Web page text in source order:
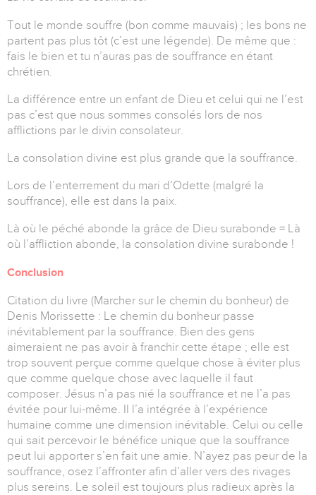
Tout le monde souffre (bon comme mauvais) ; les bons ne
partent pas plus tôt (c’est une légende). De même que :
fais le bien et tu n’auras pas de souffrance en étant
chrétien.
La différence entre un enfant de Dieu et celui qui ne l’est
pas c’est que nous sommes consolés lors de nos
afflictions par le divin consolateur.
La consolation divine est plus grande que la souffrance.
Lors de l’enterrement du mari d’Odette (malgré la
souffrance), elle est dans la paix.
Là où le péché abonde la grâce de Dieu surabonde = Là
où l’affliction abonde, la consolation divine surabonde !
Conclusion
Citation du livre (Marcher sur le chemin du bonheur) de
Denis Morissette : Le chemin du bonheur passe
inévitablement par la souffrance. Bien des gens
aimeraient ne pas avoir à franchir cette étape ; elle est
trop souvent perçue comme quelque chose à éviter plus
que comme quelque chose avec laquelle il faut
composer. Jésus n’a pas nié la souffrance et ne l’a pas
évitée pour lui-même. Il l’a intégrée à l’expérience
humaine comme une dimension inévitable. Celui ou celle
qui sait percevoir le bénéfice unique que la souffrance
peut lui apporter s’en fait une amie. N’ayez pas peur de la
souffrance, osez l’affronter afin d’aller vers des rivages
plus sereins. Le soleil est toujours plus radieux après la